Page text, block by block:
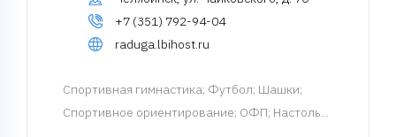
+7 (351) 792-94-04
raduga.lbihost.ru
Спортивная гимнастика; Футбол; Шашки;
Спортивное ориентирование; ОФП; Настоль...